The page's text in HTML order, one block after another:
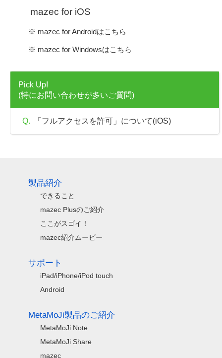
mazec for iOS
※ mazec for Androidはこちら
※ mazec for Windowsはこちら
Pick Up!
(特にお問い合わせが多いご質問)
Q. 「フルアクセスを許可」について(iOS)
製品紹介
できること
mazec Plusのご紹介
ここがスゴイ！
mazec紹介ムービー
サポート
iPad/iPhone/iPod touch
Android
MetaMoJi製品のご紹介
MetaMoJi Note
MetaMoJi Share
mazec